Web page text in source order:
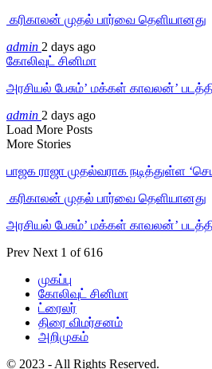
‎ கரிகாலன் முதல் பார்வை தெளியானது
admin 2 days ago
கோலிவுட் சினிமா
அரசியல் பேசும்’ மக்கள் காவலன்’
admin 2 days ago
Load More Posts
More Stories
பாஜக ராஜா முதல்வராக நடித்துள்ள
‎ கரிகாலன் முதல் பார்வை தெளியானது
அரசியல் பேசும்’ மக்கள் காவலன்’
Prev Next 1 of 616
முகப்பு
கோலிவுட் சினிமா
ட்ரைலர்
திரை விமர்சனம்
அறிமுகம்
© 2023 - All Rights Reserved.